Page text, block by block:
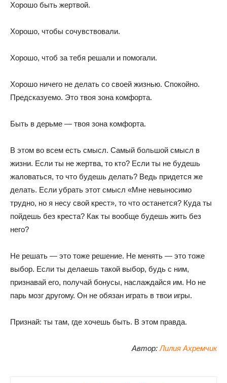
Хорошо быть жертвой.
Хорошо, чтобы сочувствовали.
Хорошо, чтоб за тебя решали и помогали.
Хорошо ничего не делать со своей жизнью. Спокойно.
Предсказуемо. Это твоя зона комфорта.
Быть в дeрьме — твоя зона комфорта.
В этом во всем есть смысл. Самый большой смысл в
жизни. Если ты не жертва, то кто? Если ты не будешь
жаловаться, то что будешь делать? Ведь придется же
делать. Если убрать этот смысл «Мне невыносимо
трудно, но я несу свой крест», то что останется? Куда ты
пойдешь без креста? Как ты вообще будешь жить без
него?
Не решать — это тоже решение. Не менять — это тоже
выбор. Если ты делаешь такой выбор, будь с ним,
признавай его, получай бонусы, наслаждайся им. Но не
парь мозг другому. Он не обязан играть в твои игры.
Признай: ты там, где хочешь быть. В этом правда.
Автор:Лилия Ахремчик